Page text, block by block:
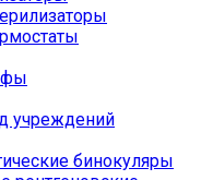
учреждений
бинокуляры